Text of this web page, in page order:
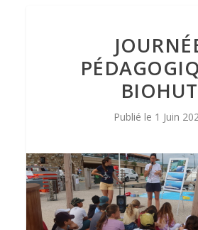
BIOHUT
1 Juin